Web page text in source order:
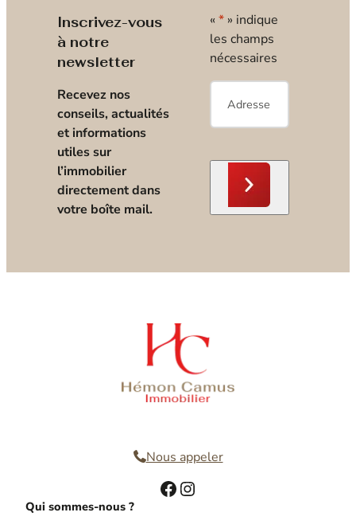
Inscrivez-vous
à notre
newsletter
Recevez nos
conseils, actualités
et informations
utiles sur
l’immobilier
directement dans
votre boîte mail.
« * » indique
les champs
nécessaires
E-
mail*
Nous appeler
Facebook Instagram
Qui sommes-nous ?